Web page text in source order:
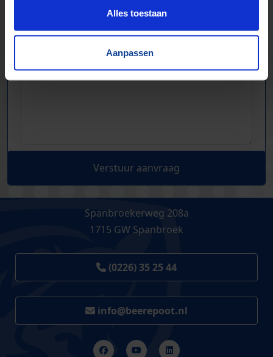
Alles toestaan
Aanpassen
Verstuur aanvraag
Spanbroekerweg 208a
1715 GW Spanbroek
(0226) 35 25 44
info@beerepoot.nl